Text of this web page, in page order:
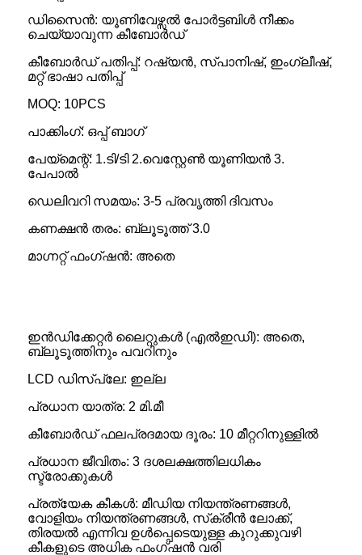
ഡിസൈൻ: യൂണിവേഴ്സൽ പോർട്ടബിൾ നീക്കം
ചെയ്യാവുന്ന കീബോർഡ്
കീബോർഡ് പതിപ്പ്: റഷ്യൻ, സ്പാനിഷ്, ഇംഗ്ലീഷ്,
മറ്റ് ഭാഷാ പതിപ്പ്
MOQ: 10PCS
പാക്കിംഗ്: ഒപ്പ് ബാഗ്
പേയ്‌മെന്റ്: 1.ടി/ടി 2.വെസ്റ്റേൺ യൂണിയൻ 3.
പേപാൽ
ഡെലിവറി സമയം: 3-5 പ്രവൃത്തി ദിവസം
കണക്ഷൻ തരം: ബ്ലൂടൂത്ത് 3.0
മാഗ്നറ്റ് ഫംഗ്ഷൻ: അതെ
ഇൻഡിക്കേറ്റർ ലൈറ്റുകൾ (എൽഇഡി): അതെ,
ബ്ലൂടൂത്തിനും പവറിനും
LCD ഡിസ്പ്ലേ: ഇല്ല
പ്രധാന യാത്ര: 2 മി.മീ
കീബോർഡ് ഫലപ്രദമായ ദൂരം: 10 മീറ്ററിനുള്ളിൽ
പ്രധാന ജീവിതം: 3 ദശലക്ഷത്തിലധികം
സ്ട്രോക്കുകൾ
പ്രത്യേക കീകൾ: മീഡിയ നിയന്ത്രണങ്ങൾ,
വോളിയം നിയന്ത്രണങ്ങൾ, സ്‌ക്രീൻ ലോക്ക്,
തിരയൽ എന്നിവ ഉൾപ്പെടെയുള്ള കുറുക്കുവഴി
കീകളുടെ അധിക ഫംഗ്‌ഷൻ വരി